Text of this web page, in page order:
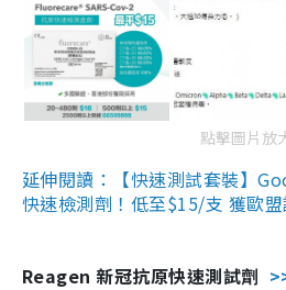
點擊圖片放
延伸閱讀：【快速測試套裝】
快速檢測劑！低至$15/支 獲歐
Reagen 新冠抗原快速測試劑